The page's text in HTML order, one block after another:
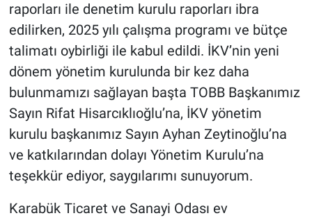
raporları ile denetim kurulu raporları ibra
edilirken, 2025 yılı çalışma programı ve bütçe
talimatı oybirliği ile kabul edildi. İKV’nin yeni
dönem yönetim kurulunda bir kez daha
bulunmamızı sağlayan başta TOBB Başkanımız
Sayın Rifat Hisarcıklıoğlu’na, İKV yönetim
kurulu başkanımız Sayın Ayhan Zeytinoğlu’na
ve katkılarından dolayı Yönetim Kurulu’na
teşekkür ediyor, saygılarımı sunuyorum.
Karabük Ticaret ve Sanayi Odası ev